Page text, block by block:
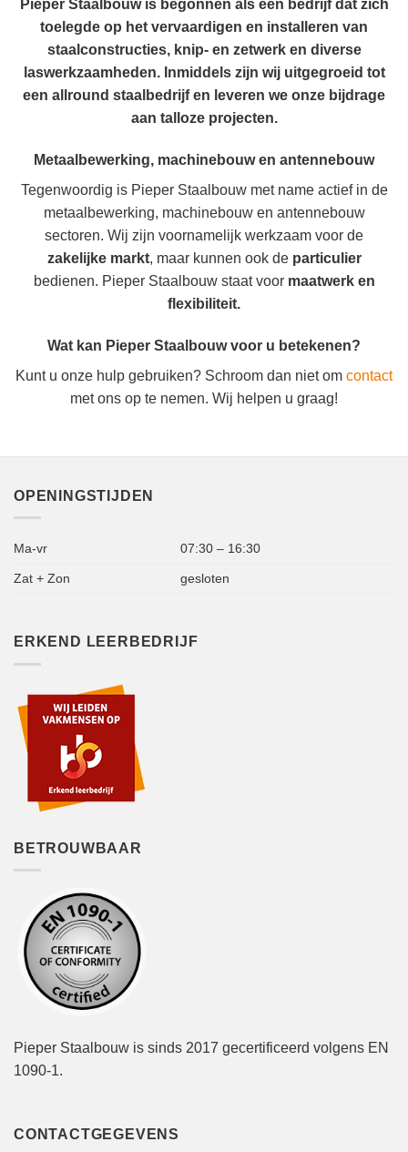
Pieper Staalbouw is begonnen als een bedrijf dat zich
toelegde op het vervaardigen en installeren van
staalconstructies, knip- en zetwerk en diverse
laswerkzaamheden. Inmiddels zijn wij uitgegroeid tot
een allround staalbedrijf en leveren we onze bijdrage
aan talloze projecten.
Metaalbewerking, machinebouw en antennebouw
Tegenwoordig is Pieper Staalbouw met name actief in de
metaalbewerking, machinebouw en antennebouw
sectoren. Wij zijn voornamelijk werkzaam voor de
zakelijke markt, maar kunnen ook de particulier
bedienen. Pieper Staalbouw staat voor maatwerk en
flexibiliteit.
Wat kan Pieper Staalbouw voor u betekenen?
Kunt u onze hulp gebruiken? Schroom dan niet om contact
met ons op te nemen. Wij helpen u graag!
OPENINGSTIJDEN
Ma-vr 07:30 – 16:30
Zat + Zon gesloten
ERKEND LEERBEDRIJF
BETROUWBAAR
Pieper Staalbouw is sinds 2017 gecertificeerd volgens EN
1090-1.
CONTACTGEGEVENS